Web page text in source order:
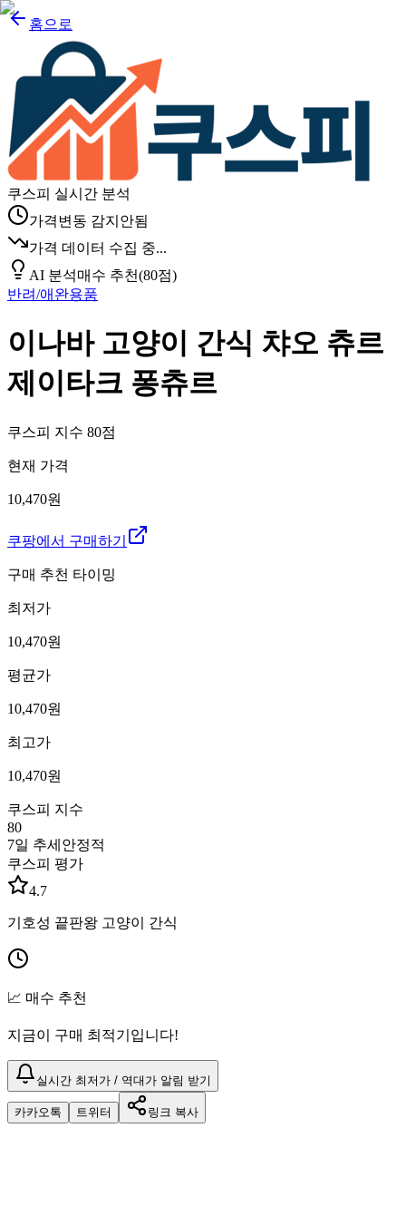
홈으로
쿠스피 실시간 분석
가격변동 감지안됨
가격 데이터 수집 중...
AI 분석매수 추천(80점)
반려/애완용품
이나바 고양이 간식 챠오 츄르
제이타크 퐁츄르
쿠스피 지수 80점
현재 가격
10,470원
쿠팡에서 구매하기
구매 추천 타이밍
최저가
10,470원
평균가
10,470원
최고가
10,470원
쿠스피 지수
80
7일 추세 안정적
쿠스피 평가
4.7
기호성 끝판왕 고양이 간식
📈 매수 추천
지금이 구매 최적기입니다!
실시간 최저가 / 역대가 알림 받기
카카오톡 트위터 링크 복사